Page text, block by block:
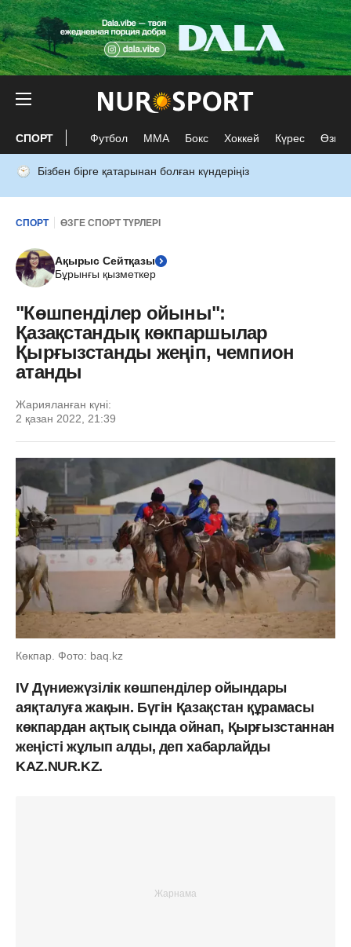
СПОРТ Футбол ММА Бокс Хоккей Күрес Өзге
Бізбен бірге қатарынан болған күндеріңіз
СПОРТ ӨЗГЕ СПОРТ ТҮРЛЕРІ
Ақырыс Сейтқазы
Бұрынғы қызметкер
"Көшпенділер ойыны":
Қазақстандық көкпаршылар
Қырғызстанды жеңіп, чемпион
атанды
Жарияланған күні:
2 қазан 2022, 21:39
Көкпар. Фото: baq.kz
IV Дүниежүзілік көшпенділер ойындары
аяқталуға жақын. Бүгін Қазақстан құрамасы
көкпардан ақтық сында ойнап, Қырғызстаннан
жеңісті жұлып алды, деп хабарлайды
KAZ.NUR.KZ.